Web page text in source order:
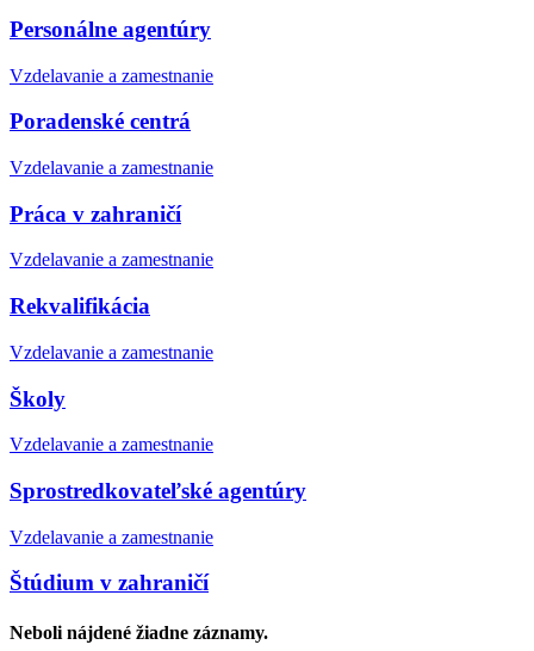
Personálne agentúry
Vzdelavanie a zamestnanie
Poradenské centrá
Vzdelavanie a zamestnanie
Práca v zahraničí
Vzdelavanie a zamestnanie
Rekvalifikácia
Vzdelavanie a zamestnanie
Školy
Vzdelavanie a zamestnanie
Sprostredkovateľské agentúry
Vzdelavanie a zamestnanie
Štúdium v zahraničí
Neboli nájdené žiadne záznamy.